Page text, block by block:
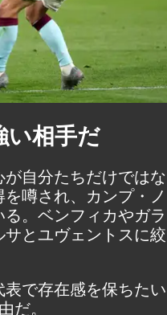
相手だ
自分たちだけではな
噂され、カンプ・ノ
。ベンフィカやガラ
とユヴェントスに絞
で存在感を保ちたい
だ。